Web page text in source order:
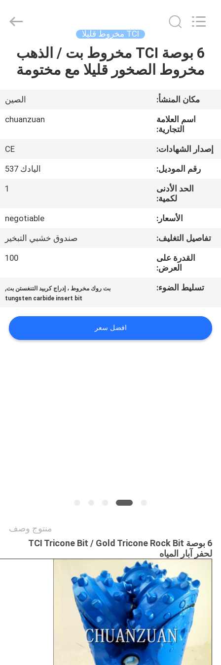
مسكن
معلومات
جولة
مراقبة
الجودة
أخبار
Copyright
Yichuan
Equipment
Manufacturing
TCI مخروط قليلا
6 بوصة TCI مخروط بت / الذهب
مخروط الصخور قليلا مع مختومة
مكان المنشأ:
الصين
اسم العلامة
التجارية:
chuanzuan
إصدار الشهادات:
CE
رقم الموديل:
اليادك 537
الحد الأدنى
لكمية:
1
الأسعار:
negotiable
تفاصيل التغليف:
صندوق خشبي التبخير
القدرة على
العرض:
100
تسليط الضوء: بت روك مخروط ، إدراج كربيد التنغستن بت,
tungsten carbide insert bit
افضل سعر
منتوج وصف
6 بوصة TCI Tricone Bit / Gold Tricone Rock Bit
لحفر آبار المياه